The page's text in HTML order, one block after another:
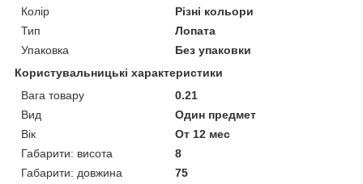
Колір
Різні кольори
Тип
Лопата
Упаковка
Без упаковки
Користувальницькі характеристики
Вага товару
0.21
Вид
Один предмет
Вік
От 12 мес
Габарити: висота
8
Габарити: довжина
75